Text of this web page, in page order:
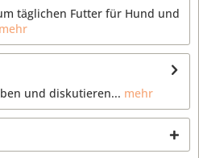
täglichen Futter für Hund und
mehr
und diskutieren... mehr